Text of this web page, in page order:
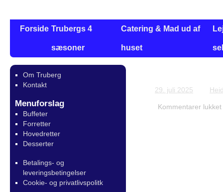
Forside Trubergs 4
sæsoner
Catering & Mad ud af
huset
29. juli 2025
Kommentarer lukket
Om Truberg
Kontakt
Menuforslag
Buffeter
Forretter
Hovedretter
Desserter
Betalings- og
leveringsbetingelser
Cookie- og privatlivspolitk